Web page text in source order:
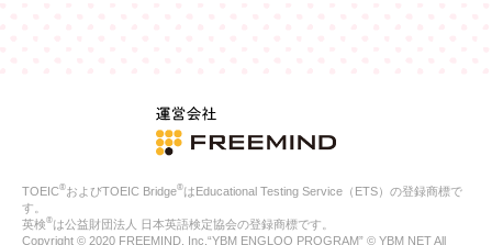
ご本人の同意がある場合
法令に基づく場合
人の生命、身体または財産の保護のために必要がある場合であ
公衆衛生の向上または児童の健全な育成の推進のために特に必
合
TOEIC®およびTOEIC Bridge®はEducational Testing Service（ETS）の登録商標で
す。
英検®は公益財団法人 日本英語検定協会の登録商標です。
Copyright © 2020 FREEMIND, Inc.“YBM ENGLOO PROGRAM” © YBM NET All